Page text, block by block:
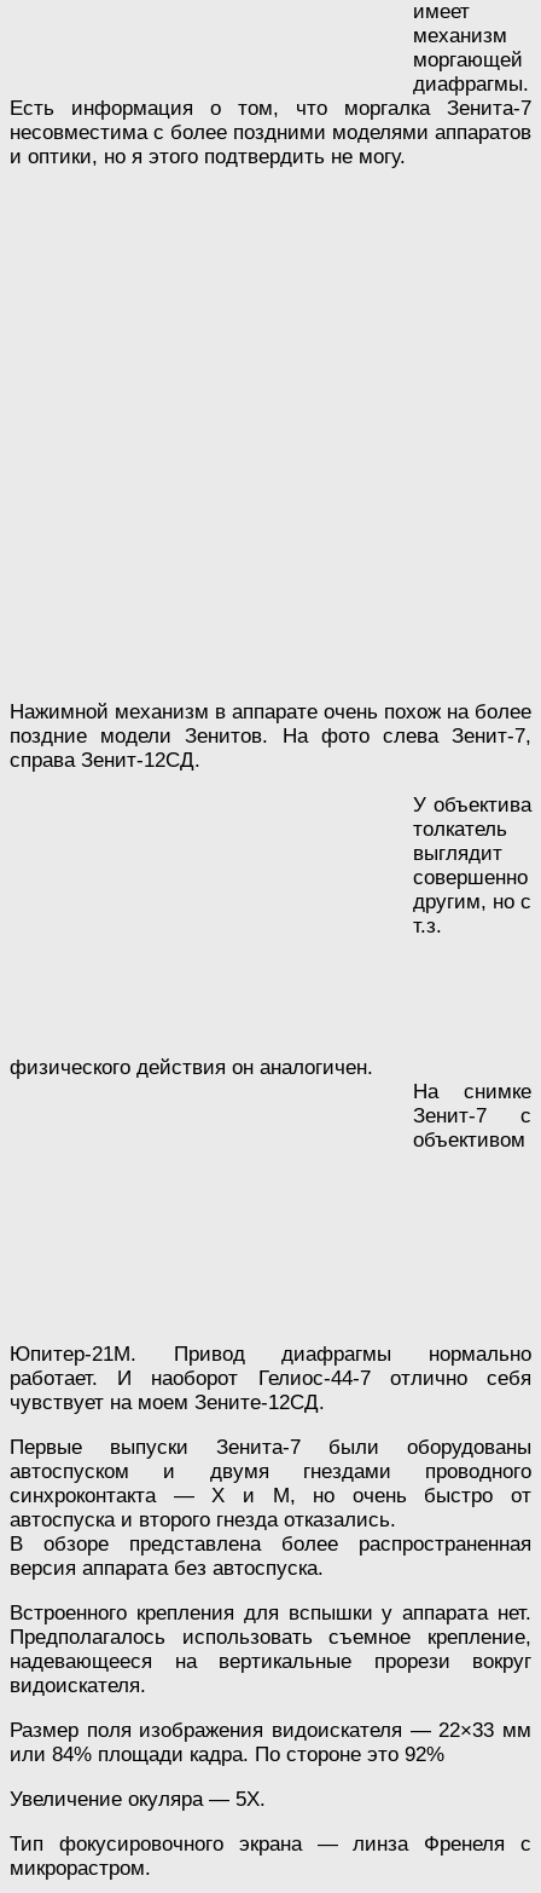
имеет
механизм
моргающей
диафрагмы.
Есть информация о том, что моргалка Зенита-7
несовместима с более поздними моделями аппаратов
и оптики, но я этого подтвердить не могу.
Нажимной механизм в аппарате очень похож на более
поздние модели Зенитов. На фото слева Зенит-7,
справа Зенит-12СД.
У объектива
толкатель
выглядит
совершенно
другим, но с
т.з.
физического действия он аналогичен.
На снимке
Зенит-7 с
объективом
Юпитер-21М. Привод диафрагмы нормально
работает. И наоборот Гелиос-44-7 отлично себя
чувствует на моем Зените-12СД.
Первые выпуски Зенита-7 были оборудованы
автоспуском и двумя гнездами проводного
синхроконтакта — Х и М, но очень быстро от
автоспуска и второго гнезда отказались.
В обзоре представлена более распространенная
версия аппарата без автоспуска.
Встроенного крепления для вспышки у аппарата нет.
Предполагалось использовать съемное крепление,
надевающееся на вертикальные прорези вокруг
видоискателя.
Размер поля изображения видоискателя — 22×33 мм
или 84% площади кадра. По стороне это 92%
Увеличение окуляра — 5Х.
Тип фокусировочного экрана — линза Френеля с
микрорастром.